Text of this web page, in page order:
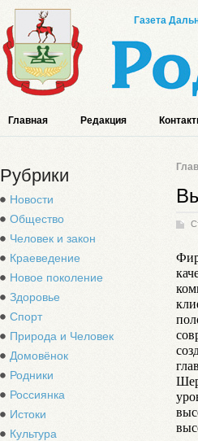
Газета
Главная Редакция
Рубрики
Новости
Общество
Человек и закон
Краеведение
Новое поколение
Здоровье
Спорт
Природа и Человек
Домовёнок
Родники
Россиянка
Истоки
Культура